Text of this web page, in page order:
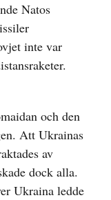
Natos
inte var
och den
Att Ukrainas
av
dock alla.
Ukraina ledde